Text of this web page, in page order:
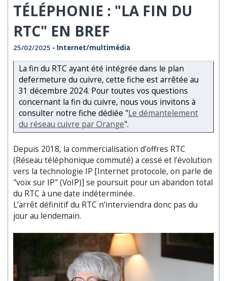
TÉLÉPHONIE : "LA FIN DU
RTC" EN BREF
25/02/2025 - Internet/multimédia
La fin du RTC ayant été intégrée dans le plan
defermeture du cuivre, cette fiche est arrêtée au
31 décembre 2024. Pour toutes vos questions
concernant la fin du cuivre, nous vous invitons à
consulter notre fiche dédiée "Le démantelement
du réseau cuivre par Orange".
Depuis 2018, la commercialisation d’offres RTC
(Réseau téléphonique commuté) a cessé et l’évolution
vers la technologie IP [Internet protocole, on parle de
"voix sur IP" (VoIP)] se poursuit pour un abandon total
du RTC à une date indéterminée.
L’arrêt définitif du RTC n’interviendra donc pas du
jour au lendemain.